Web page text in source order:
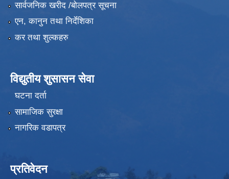
सार्वजनिक खरीद /बोलपत्र सूचना
एन, कानुन तथा निर्देशिका
कर तथा शुल्कहरु
विद्युतीय शुसासन सेवा
घटना दर्ता
सामाजिक सुरक्षा
नागरिक वडापत्र
प्रतिवेदन